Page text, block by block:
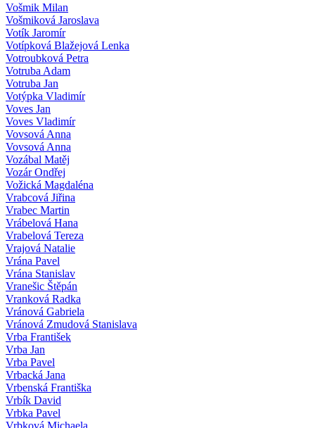
Vošmik Milan
Vošmiková Jaroslava
Votík Jaromír
Votípková Blažejová Lenka
Votroubková Petra
Votruba Adam
Votruba Jan
Votýpka Vladimír
Voves Jan
Voves Vladimír
Vovsová Anna
Vovsová Anna
Vozábal Matěj
Vozár Ondřej
Vožická Magdaléna
Vrabcová Jiřina
Vrabec Martin
Vrábelová Hana
Vrabelová Tereza
Vrajová Natalie
Vrána Pavel
Vrána Stanislav
Vranešic Štěpán
Vranková Radka
Vránová Gabriela
Vránová Zmudová Stanislava
Vrba František
Vrba Jan
Vrba Pavel
Vrbacká Jana
Vrbenská Františka
Vrbík David
Vrbka Pavel
Vrbková Michaela